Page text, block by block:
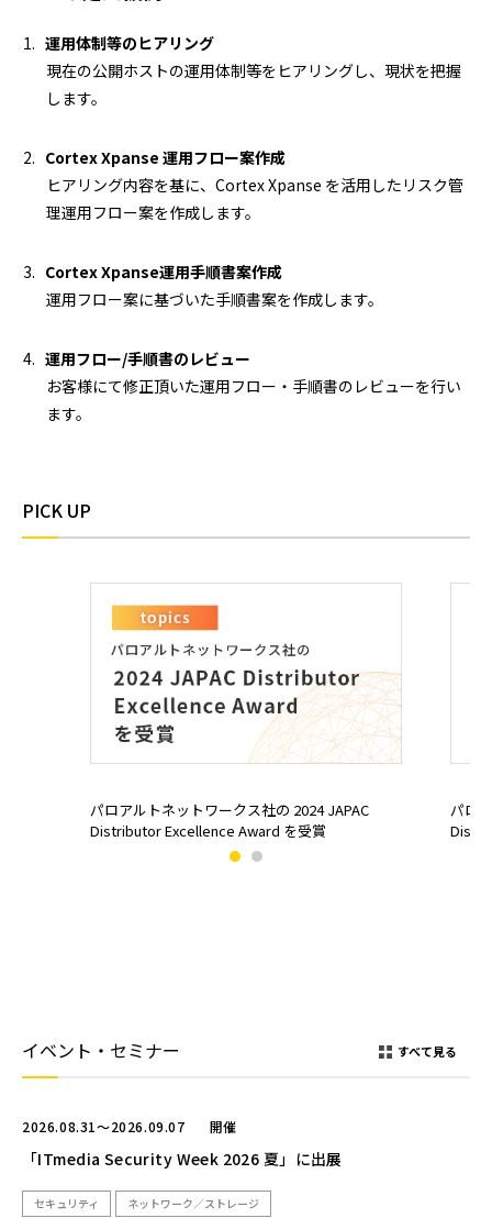
運用体制等のヒアリング
現在の公開ホストの運用体制等をヒアリングし、現状を把握
します。
Cortex Xpanse 運用フロー案作成
ヒアリング内容を基に、Cortex Xpanse を活用したリスク管
理運用フロー案を作成します。
Cortex Xpanse運用手順書案作成
運用フロー案に基づいた手順書案を作成します。
運用フロー/手順書のレビュー
お客様にて修正頂いた運用フロー・手順書のレビューを行い
ます。
PICK UP
パロアルトネットワークス社の 2024 JAPAC
Distributor Excellence Award を受賞
パロ
イベント・セミナー
2026.08.31～2026.09.07 開催
「ITmedia Security Week 2026 夏」に出展
セキュリティ ネットワーク／ストレージ
すべて見る